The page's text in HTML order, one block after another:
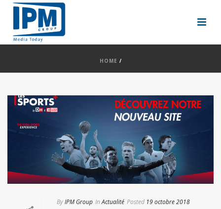
HOME /
ByIPM Group In Actualité Posted 19 octobre 2018